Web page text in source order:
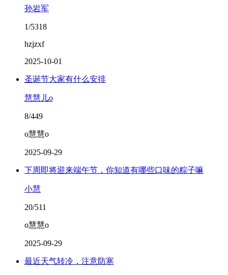
孙岩军
1/5318
hzjzxf
2025-10-01
圣诞节大家有什么安排
慧慧儿o
8/449
o慧慧o
2025-09-29
下周即将迎来端午节，你知道有哪些口味的粽子嘛
小慧
20/511
o慧慧o
2025-09-29
最近天气转冷，注意防寒